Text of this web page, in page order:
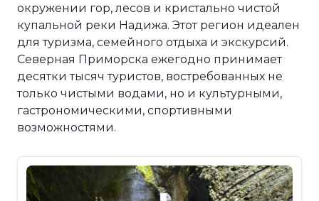
окружении гор, лесов и кристально чистой
купальной реки Надижа. Этот регион идеален
для туризма, семейного отдыха и экскурсий.
Северная Приморска ежегодно принимает
десятки тысяч туристов, востребованных не
только чистыми водами, но и культурными,
гастрономическими, спортивными
возможностями.